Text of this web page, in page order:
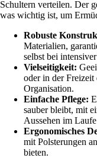
Schultern verteilen. Der
was wichtig ist, um
Robuste
Materialien,
selbst bei
Vielseitigkeit:
oder in der Freizeit
Organisation.
Einfache Pflege:
sauber bleibt, mit
Aussehen im
Ergonomisches
mit Polsterungen
bieten.